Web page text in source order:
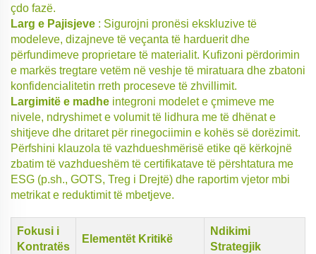
çdo fazë.
Larg e Pajisjeve : Sigurojni pronësi ekskluzive të
modeleve, dizajneve të veçanta të harduerit dhe
përfundimeve proprietare të materialit. Kufizoni përdorimin
e markës tregtare vetëm në veshje të miratuara dhe zbatoni
konfidencialitetin rreth proceseve të zhvillimit.
Largimitë e madhe integroni modelet e çmimeve me
nivele, ndryshimet e volumit të lidhura me të dhënat e
shitjeve dhe dritaret për rinegociimin e kohës së dorëzimit.
Përfshini klauzola të vazhdueshmërisë etike që kërkojnë
zbatim të vazhdueshëm të certifikatave të përshtatura me
ESG (p.sh., GOTS, Treg i Drejtë) dhe raportim vjetor mbi
metrikat e reduktimit të mbetjeve.
Fokusi i
Kontratës
Elementët Kritikë
Ndikimi
Strategjik